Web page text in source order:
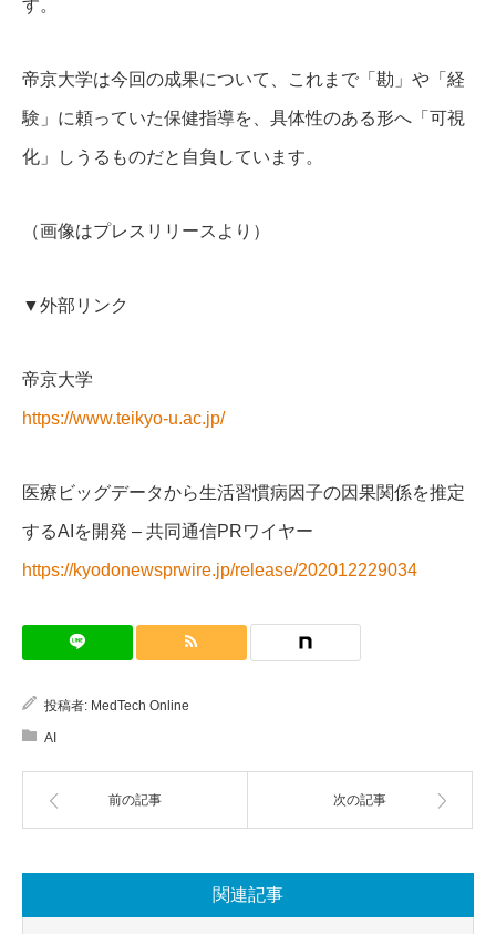
す。
帝京大学は今回の成果について、これまで「勘」や「経
験」に頼っていた保健指導を、具体性のある形へ「可視
化」しうるものだと自負しています。
（画像はプレスリリースより）
▼外部リンク
帝京大学
https://www.teikyo-u.ac.jp/
医療ビッグデータから生活習慣病因子の因果関係を推定
するAIを開発 – 共同通信PRワイヤー
https://kyodonewsprwire.jp/release/202012229034
投稿者: MedTech Online
AI
前の記事 次の記事
関連記事